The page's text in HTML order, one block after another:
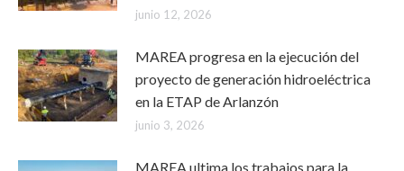
junio 12, 2026
MAREA progresa en la ejecución del
proyecto de generación hidroeléctrica
en la ETAP de Arlanzón
junio 3, 2026
MAREA ultima los trabajos para la